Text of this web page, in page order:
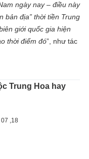
ngày nay – điều này
bản địa” thời tiền Trung
giới quốc gia hiện
thời điểm đó”, như tác
Trung Hoa hay
,18